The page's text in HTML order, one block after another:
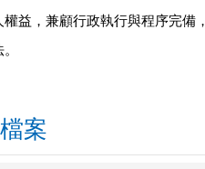
權益，兼顧行政執行與程序完備
案